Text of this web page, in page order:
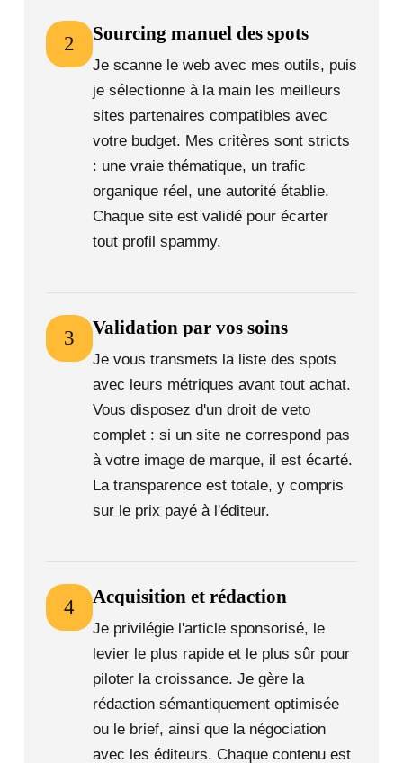
2 Sourcing manuel des spots
Je scanne le web avec mes outils, puis
je sélectionne à la main les meilleurs
sites partenaires compatibles avec
votre budget. Mes critères sont stricts
: une vraie thématique, un trafic
organique réel, une autorité établie.
Chaque site est validé pour écarter
tout profil spammy.
3 Validation par vos soins
Je vous transmets la liste des spots
avec leurs métriques avant tout achat.
Vous disposez d'un droit de veto
complet : si un site ne correspond pas
à votre image de marque, il est écarté.
La transparence est totale, y compris
sur le prix payé à l'éditeur.
4 Acquisition et rédaction
Je privilégie l'article sponsorisé, le
levier le plus rapide et le plus sûr pour
piloter la croissance. Je gère la
rédaction sémantiquement optimisée
ou le brief, ainsi que la négociation
avec les éditeurs. Chaque contenu est